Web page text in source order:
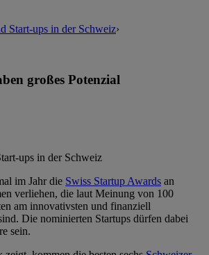
Start-ups in der Schweiz›
großes Potenzial
ups in der Schweiz
im Jahr die Swiss Startup Awards an
verliehen, die laut Meinung von 100
am innovativsten und finanziell
Die nominierten Startups dürfen dabei
sein.